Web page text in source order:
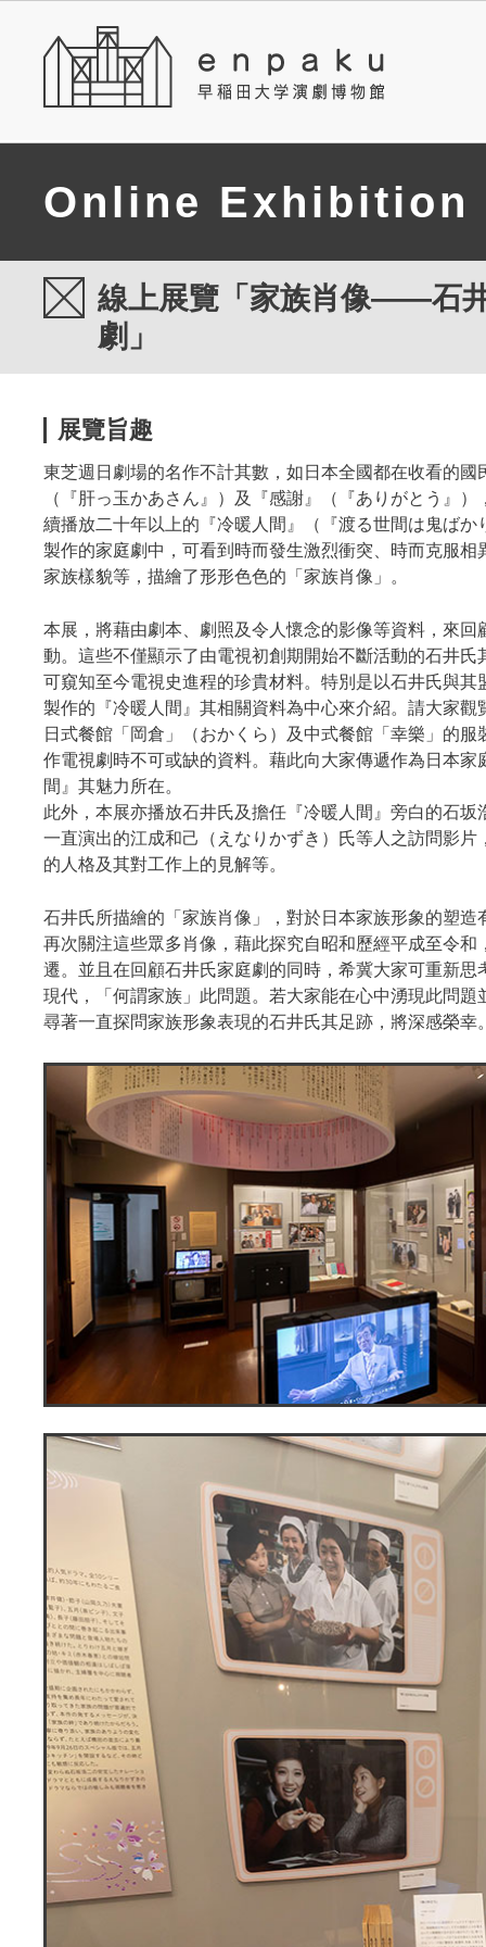
Online Exhibition
線上展覽「家族肖像――石
劇」
展覽旨趣
東芝週日劇場的名作不計其數，如日本全國都在收看的國
（『肝っ玉かあさん』）及『感謝』（『ありがとう』
續播放二十年以上的『冷暖人間』（『渡る世間は鬼ばか
製作的家庭劇中，可看到時而發生激烈衝突、時而克服相
家族樣貌等，描繪了形形色色的「家族肖像」。
本展，將藉由劇本、劇照及令人懷念的影像等資料，來回
動。這些不僅顯示了由電視初創期開始不斷活動的石井氏
可窺知至今電視史進程的珍貴材料。特別是以石井氏與其
製作的『冷暖人間』其相關資料為中心來介紹。請大家觀
日式餐館「岡倉」（おかくら）及中式餐館「幸樂」的服
作電視劇時不可或缺的資料。藉此向大家傳遞作為日本家
間』其魅力所在。
此外，本展亦播放石井氏及擔任『冷暖人間』旁白的石坂
一直演出的江成和己（えなりかずき）氏等人之訪問影片
的人格及其對工作上的見解等。
石井氏所描繪的「家族肖像」，對於日本家族形象的塑造
再次關注這些眾多肖像，藉此探究自昭和歷經平成至令和
遷。並且在回顧石井氏家庭劇的同時，希冀大家可重新思
現代，「何謂家族」此問題。若大家能在心中湧現此問題
尋著一直探問家族形象表現的石井氏其足跡，將深感榮幸